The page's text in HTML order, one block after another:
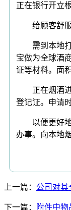
正在银行开立
给顾客舒服
需到本地打
宝做为全球酒
证等材料。面
正在烟酒进
登记证。申请
以便更好地
办事。向本地
上一篇： 公司对其
下一篇： 附件中